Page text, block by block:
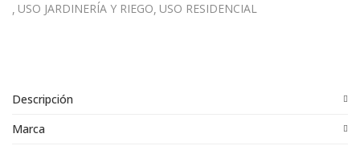
USO JARDINERÍA Y RIEGO USO RESIDENCIAL
Descripción
Marca